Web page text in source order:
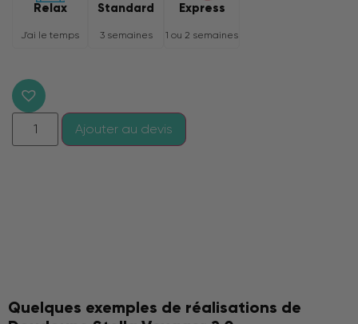
Relax
J'ai le temps
Standard
3 semaines
Express
1 ou 2 semaines
Ajouter au devis
Quelques exemples de réalisations de